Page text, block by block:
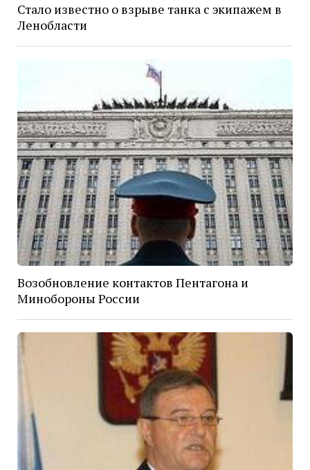
Стало известно о взрыве танка с экипажем в
Ленобласти
Возобновление контактов Пентагона и
Минобороны России